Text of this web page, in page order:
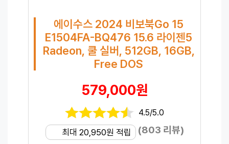
에이수스 2024 비보북Go 15
E1504FA-BQ476 15.6 라이젠5
Radeon, 쿨 실버, 512GB, 16GB,
Free DOS
579,000원
4.5/5.0
최대 20,950원 적립 (803 리뷰)